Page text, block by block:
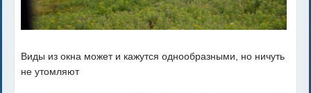
Виды из окна может и кажутся однообразными, но ничуть
не утомляют